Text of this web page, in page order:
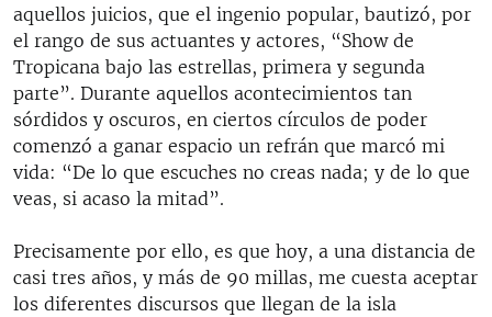
DESINFORMACIÓN RUSA EN AMÉRICA LATINA
LA INVASIÓN DE RUSIA A UCRANIA
aquellos juicios, que el ingenio popular, bautizó, por
el rango de sus actuantes y actores, “Show de
Tropicana bajo las estrellas, primera y segunda
parte”. Durante aquellos acontecimientos tan
sórdidos y oscuros, en ciertos círculos de poder
comenzó a ganar espacio un refrán que marcó mi
vida: “De lo que escuches no creas nada; y de lo que
veas, si acaso la mitad”.
Precisamente por ello, es que hoy, a una distancia de
casi tres años, y más de 90 millas, me cuesta aceptar
los diferentes discursos que llegan de la isla